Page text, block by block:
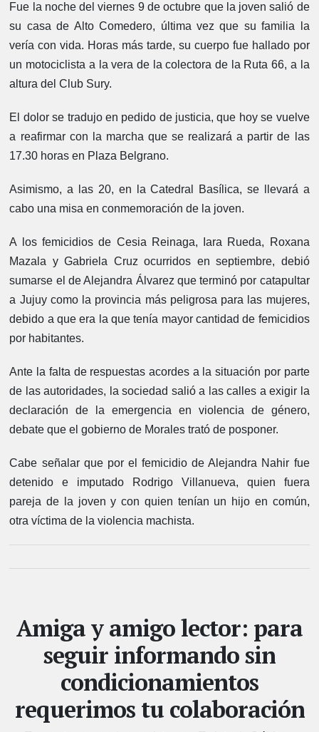
Fue la noche del viernes 9 de octubre que la joven salió de
su casa de Alto Comedero, última vez que su familia la
vería con vida. Horas más tarde, su cuerpo fue hallado por
un motociclista a la vera de la colectora de la Ruta 66, a la
altura del Club Sury.
El dolor se tradujo en pedido de justicia, que hoy se vuelve
a reafirmar con la marcha que se realizará a partir de las
17.30 horas en Plaza Belgrano.
Asimismo, a las 20, en la Catedral Basílica, se llevará a
cabo una misa en conmemoración de la joven.
A los femicidios de Cesia Reinaga, Iara Rueda, Roxana
Mazala y Gabriela Cruz ocurridos en septiembre, debió
sumarse el de Alejandra Álvarez que terminó por catapultar
a Jujuy como la provincia más peligrosa para las mujeres,
debido a que era la que tenía mayor cantidad de femicidios
por habitantes.
Ante la falta de respuestas acordes a la situación por parte
de las autoridades, la sociedad salió a las calles a exigir la
declaración de la emergencia en violencia de género,
debate que el gobierno de Morales trató de posponer.
Cabe señalar que por el femicidio de Alejandra Nahir fue
detenido e imputado Rodrigo Villanueva, quien fuera
pareja de la joven y con quien tenían un hijo en común,
otra víctima de la violencia machista.
Amiga y amigo lector: para
seguir informando sin
condicionamientos
requerimos tu colaboración